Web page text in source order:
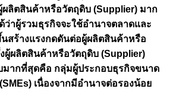
ลิตสินค้าหรือวัตถุดิบ (Supplier) มาก
ว่าผู้รวมธุรกิจจะใช้อำนาจตลาดและ
สร้างแรงกดดันต่อผู้ผลิตสินค้าหรือ
ผู้ผลิตสินค้าหรือวัตถุดิบ (Supplier)
มากที่สุดคือ กลุ่มผู้ประกอบธุรกิจขนาด
เนื่องจากมีอำนาจต่อรองน้อย